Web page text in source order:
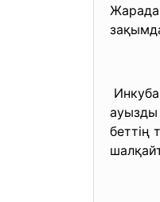
Жарада
ауызды
беттің